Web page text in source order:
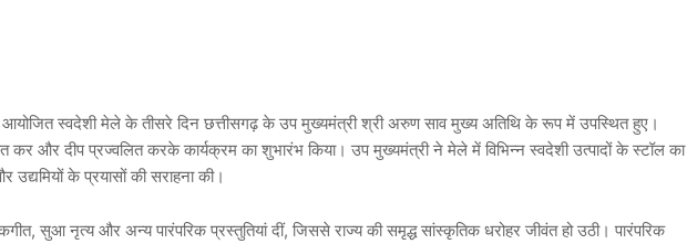
आयोजित स्वदेशी मेले के तीसरे दिन छत्तीसगढ़ के उप मुख्यमंत्री श्री अरुण साव मुख्य अतिथि के रूप में उपस्थित हुए।
कर और दीप प्रज्वलित करके कार्यक्रम का शुभारंभ किया। उप मुख्यमंत्री ने मेले में विभिन्न स्वदेशी उत्पादों के स्टॉल का
के प्रयासों की सराहना की।
सुआ नृत्य और अन्य पारंपरिक प्रस्तुतियां दीं, जिससे राज्य की समृद्ध सांस्कृतिक धरोहर जीवंत हो उठी। पारंपरिक